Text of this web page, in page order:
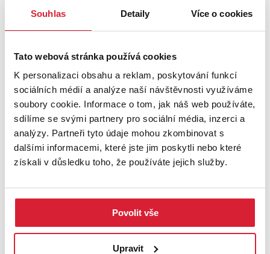
Souhlas Detaily Více o cookies
Tato webová stránka používá cookies
K personalizaci obsahu a reklam, poskytování funkcí
sociálních médií a analýze naší návštěvnosti využíváme
soubory cookie. Informace o tom, jak náš web používáte,
sdílíme se svými partnery pro sociální média, inzerci a
analýzy. Partneři tyto údaje mohou zkombinovat s
dalšími informacemi, které jste jim poskytli nebo které
získali v důsledku toho, že používáte jejich služby.
Povolit vše
Upravit
Místo, kde se dobře bydlí dnes a které bude stejně dobře
fungovat i za mnoho let.
Několik čísel:
Byt: 82,9m²
Komora u bytu: 2,3m²
Balkon: 6,5m²
Poplatky 5100,-/ měsíc plus elektřina v bytu
Byt je možné financovat hypotékou, s jejímž vyřízením Vám rádi
Kupující bude vybrán podle nejlepší nabídky
Těším se na Vás na prohlídce
PODROBNOSTI